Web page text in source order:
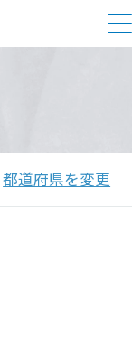
都道府県を変更